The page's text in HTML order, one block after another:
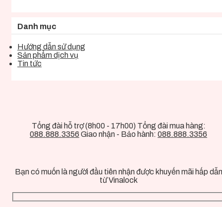
Danh mục
Hướng dẫn sử dụng
Sản phẩm dịch vụ
Tin tức
Tổng đài hỗ trợ (8h00 - 17h00) Tổng đài mua hàng:
088.888.3356 Giao nhận - Bảo hành: 088.888.3356
Bạn có muốn là người đầu tiên nhận được khuyến mãi hấp dẫn
từ Vinalock